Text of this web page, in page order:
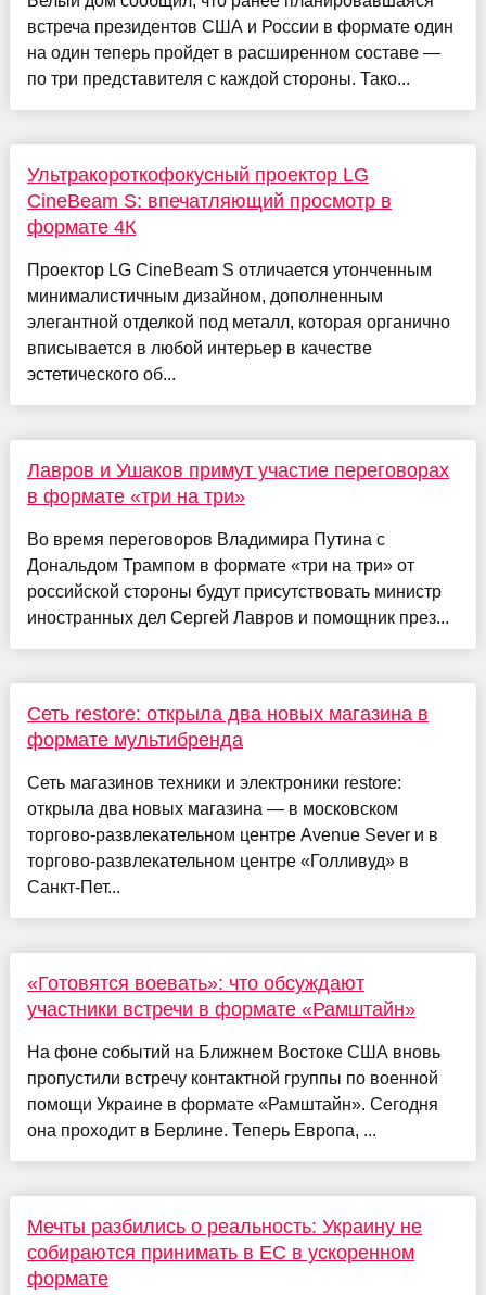
встреча президентов США и России в формате один
на один теперь пройдет в расширенном составе —
по три представителя с каждой стороны. Тако...
Ультракороткофокусный проектор LG
CineBeam S: впечатляющий просмотр в
формате 4К
Проектор LG CineBeam S отличается утонченным
минималистичным дизайном, дополненным
элегантной отделкой под металл, которая органично
вписывается в любой интерьер в качестве
эстетического об...
Лавров и Ушаков примут участие переговорах
в формате «три на три»
Во время переговоров Владимира Путина с
Дональдом Трампом в формате «три на три» от
российской стороны будут присутствовать министр
иностранных дел Сергей Лавров и помощник през...
Сеть restore: открыла два новых магазина в
формате мультибренда
Сеть магазинов техники и электроники restore:
открыла два новых магазина — в московском
торгово-развлекательном центре Avenue Sever и в
торгово-развлекательном центре «Голливуд» в
Санкт-Пет...
«Готовятся воевать»: что обсуждают
участники встречи в формате «Рамштайн»
На фоне событий на Ближнем Востоке США вновь
пропустили встречу контактной группы по военной
помощи Украине в формате «Рамштайн». Сегодня
она проходит в Берлине. Теперь Европа, ...
Мечты разбились о реальность: Украину не
собираются принимать в ЕС в ускоренном
формате